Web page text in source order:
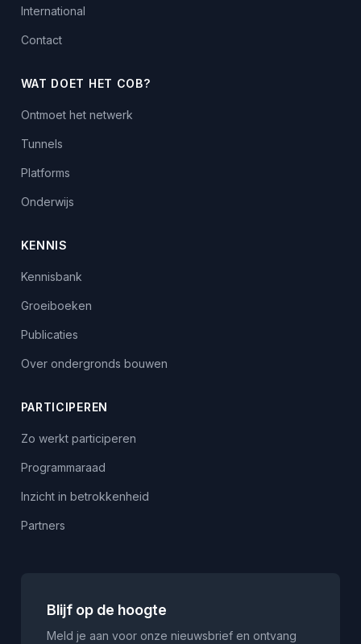
International
Contact
WAT DOET HET COB?
Ontmoet het netwerk
Tunnels
Platforms
Onderwijs
KENNIS
Kennisbank
Groeiboeken
Publicaties
Over ondergronds bouwen
PARTICIPEREN
Zo werkt participeren
Programmaraad
Inzicht in betrokkenheid
Partners
Blijf op de hoogte
Meld je aan voor onze nieuwsbrief en ontvang